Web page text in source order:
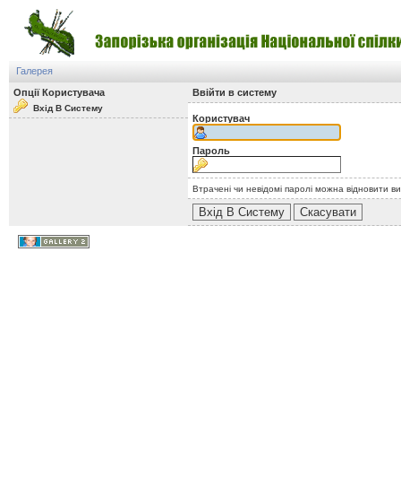
Галерея
Опції Користувача
Вхід В Систему
Ввійти в систему
Користувач
Пароль
Втрачені чи невідомі паролі можна відновити